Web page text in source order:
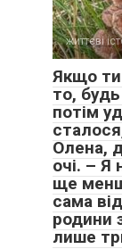
життєві
Якщо ти
то,
потім
Олена,
очі. – Я
ще
сама
родини
лише